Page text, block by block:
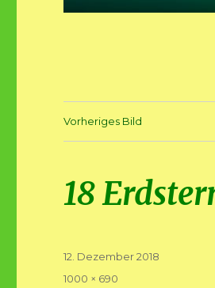
Vorheriges Bild
18
Veröffentlicht
12. Dezember 2018
Volle
1000 × 690